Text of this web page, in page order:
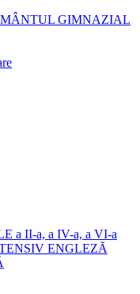
GIMNAZIAL
a II-a, a IV-a, a VI-a
ENGLEZĂ